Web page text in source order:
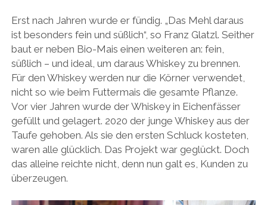
Erst nach Jahren wurde er fündig. „Das Mehl daraus
ist besonders fein und süßlich“, so Franz Glatzl. Seither
baut er neben Bio-Mais einen weiteren an: fein,
süßlich – und ideal, um daraus Whiskey zu brennen.
Für den Whiskey werden nur die Körner verwendet,
nicht so wie beim Futtermais die gesamte Pflanze.
Vor vier Jahren wurde der Whiskey in Eichenfässer
gefüllt und gelagert. 2020 der junge Whiskey aus der
Taufe gehoben. Als sie den ersten Schluck kosteten,
waren alle glücklich. Das Projekt war geglückt. Doch
das alleine reichte nicht, denn nun galt es, Kunden zu
überzeugen.